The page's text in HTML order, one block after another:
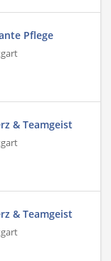
Pflege
& Teamgeist
& Teamgeist